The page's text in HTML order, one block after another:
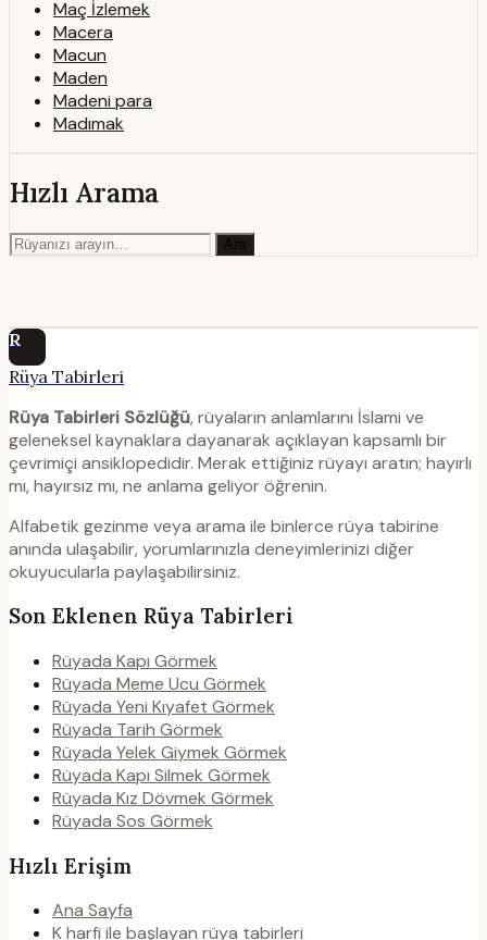
Maç İzlemek
Macera
Macun
Maden
Madeni para
Madımak
Hızlı Arama
Ara
R
Rüya Tabirleri
Rüya Tabirleri Sözlüğü, rüyaların anlamlarını İslami ve
geleneksel kaynaklara dayanarak açıklayan kapsamlı bir
çevrimiçi ansiklopedidir. Merak ettiğiniz rüyayı aratın; hayırlı
mı, hayırsız mı, ne anlama geliyor öğrenin.
Alfabetik gezinme veya arama ile binlerce rüya tabirine
anında ulaşabilir, yorumlarınızla deneyimlerinizi diğer
okuyucularla paylaşabilirsiniz.
Son Eklenen Rüya Tabirleri
Rüyada Kapı Görmek
Rüyada Meme Ucu Görmek
Rüyada Yeni Kıyafet Görmek
Rüyada Tarih Görmek
Rüyada Yelek Giymek Görmek
Rüyada Kapı Silmek Görmek
Rüyada Kız Dövmek Görmek
Rüyada Sos Görmek
Hızlı Erişim
Ana Sayfa
K harfi ile başlayan rüya tabirleri